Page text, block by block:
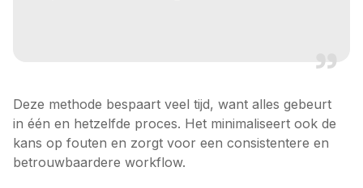
Deze methode bespaart veel tijd, want alles gebeurt
in één en hetzelfde proces. Het minimaliseert ook de
kans op fouten en zorgt voor een consistentere en
betrouwbaardere workflow.